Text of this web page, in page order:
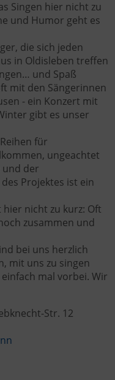
Singen hier nicht zu
und Humor geht es
die sich jeden
in Oldisleben treffen
und Spaß
mit den Sängerinnen
- ein Konzert mit
gibt es unser
für
ungeachtet
und der
Projektes ist ein
nicht zu kurz: Oft
zusammen und
bei uns herzlich
mit uns zu singen
mal vorbei. Wir
Str. 12